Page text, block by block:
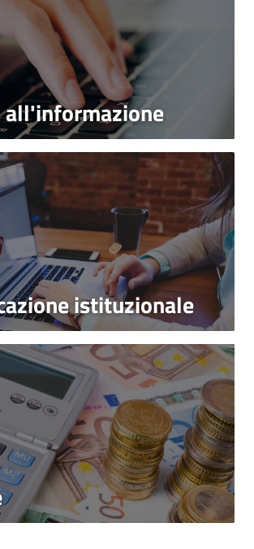
all'informazione
istituzionale